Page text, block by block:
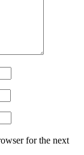
for the next